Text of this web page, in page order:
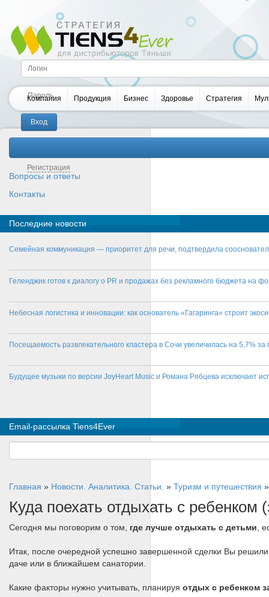
Регистрация
Компания Продукция Бизнес Здоровье Стратегия
Вопросы и ответы
Контакты
Последние новости
Семейная коммуникация — приоритет для речи, подтвердила
Геленджик готов к диалогу о PR и продажах без рекламного бюджета на
Небесная логистика и инновации: как основатель «Гагаринга» строит
Посещаемость развлекательного кластера в Сочи увеличилась на 5,7% за
Будущее музыки по версии JoyHeart Music и Романа Рябцева исключает
Email-рассылка Tiens4Ever
Главная » Новости. Аналитика. Статьи. » Туризм и путешествия
Куда поехать отдыхать с ребенком
Сегодня мы поговорим о том, где лучше отдыхать с детьми ,
Итак, после очередной успешно завершенной сделки Вы
даче или в ближайшем санатории.
Какие факторы нужно учитывать, планируя отдых с ребенком